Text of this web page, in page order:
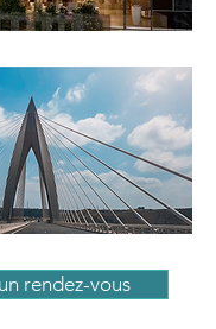
rendez-vous